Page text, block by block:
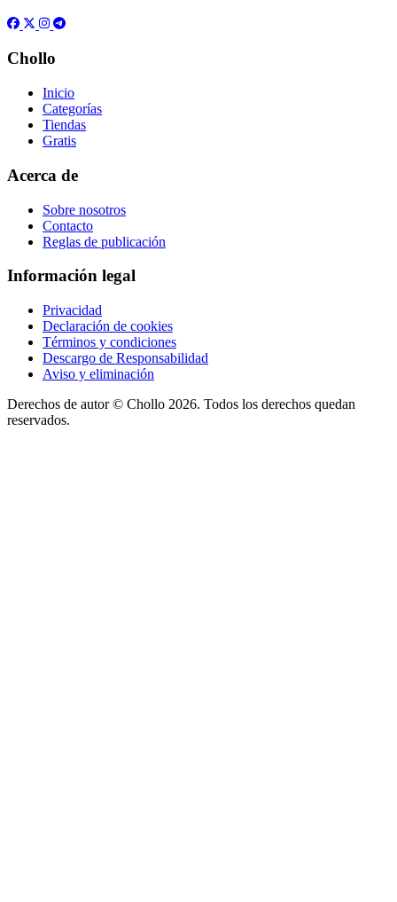
Chollo
Inicio
Categorías
Tiendas
Gratis
Acerca de
Sobre nosotros
Contacto
Reglas de publicación
Información legal
Privacidad
Declaración de cookies
Términos y condiciones
Descargo de Responsabilidad
Aviso y eliminación
Derechos de autor © Chollo 2026. Todos los derechos quedan
reservados.